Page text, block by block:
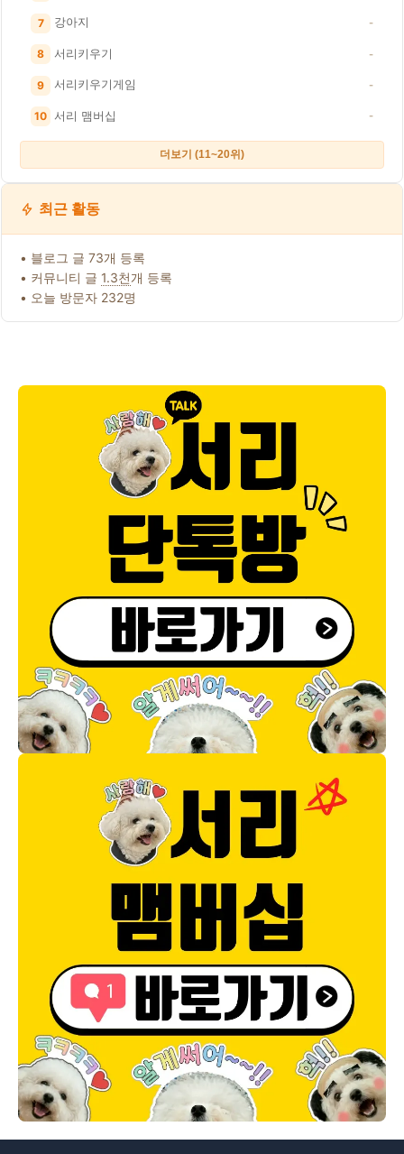
7 강아지 -
8 서리키우기 -
9 서리키우기게임 -
10 서리 맴버십 -
더보기 (11~20위)
최근 활동
• 블로그 글 73개 등록
• 커뮤니티 글 1.3천개 등록
• 오늘 방문자 232명